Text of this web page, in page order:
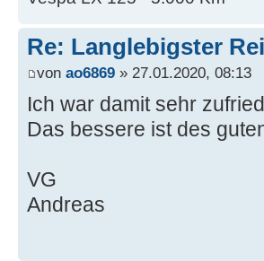
Re: Langlebigster
von ao6869 » 27.01.2020, 08:13
Ich war damit sehr
Das bessere ist des
VG
Andreas